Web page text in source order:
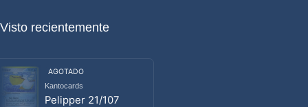
Visto recientemente
AGOTADO
Proveedor:
Kantocards
Pelipper 21/107